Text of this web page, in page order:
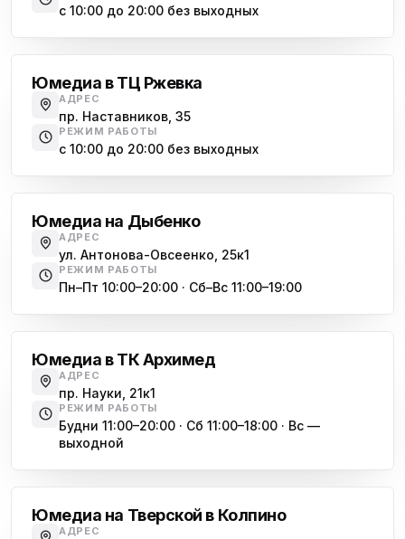
ю
Юмедиа в ТК Юго-Запад
пр. Маршала Жукова, 35-1
Юмедиа на Космонавтов
ю ул. Белы Куна, 24к1
ю
Юмедиа в Купчино
ул. Будапештская, 87-3
Юмедиа Сервис в Колпино
ю
Юмедиа во Всеволожске
пр. Христиновский 28, Всеволожск
с 10:00 до 20:00 без выходных
Юмедиа в ТЦ Ржевка
АДРЕС
пр. Наставников, 35
РЕЖИМ РАБОТЫ
с 10:00 до 20:00 без выходных
Юмедиа на Дыбенко
АДРЕС
ул. Антонова-Овсеенко, 25к1
РЕЖИМ РАБОТЫ
Пн–Пт 10:00–20:00 · Сб–Вс 11:00–19:00
Юмедиа в ТК Архимед
АДРЕС
пр. Науки, 21к1
РЕЖИМ РАБОТЫ
Будни 11:00–20:00 · Сб 11:00–18:00 · Вс —
выходной
Юмедиа на Тверской в Колпино
АДРЕС